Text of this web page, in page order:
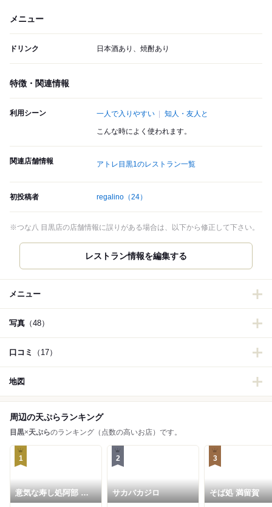
メニュー
ドリンク 日本酒あり、焼酎あり
特徴・関連情報
利用シーン 一人で入りやすい 知人・友人と
こんな時によく使われます。
関連店舗情報 アトレ目黒1のレストラン一覧
初投稿者 regalino （24）
※つな八 目黒店の店舗情報に誤りがある場合は、以下から修正して下さい。
レストラン情報を編集する
メニュー
写真 （48）
口コミ （17）
地図
周辺の天ぷらランキング
目黒×天ぷらのランキング（点数の高いお店）です。
1
意気な寿し処阿部 目
黒店
2
サカバカジロ
3
そば処 満留賀